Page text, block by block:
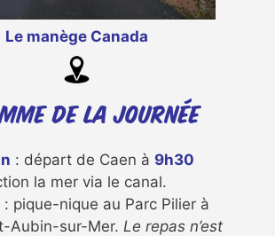
Le manège Canada
de la journée
: départ de Caen à 9h30
la mer via le canal.
: pique-nique au Parc Pilier à
Aubin-sur-Mer. Le repas n’est